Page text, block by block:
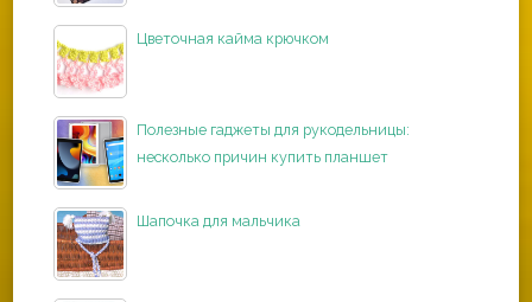
Цветочная кайма крючком
Полезные гаджеты для рукодельницы:
несколько причин купить планшет
Шапочка для мальчика